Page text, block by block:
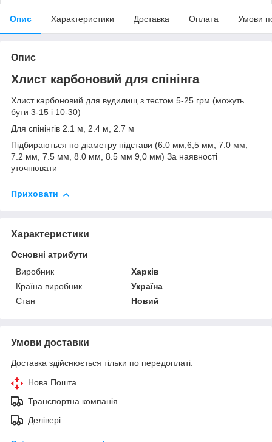
Опис Характеристики Доставка Оплата Умови
Опис
Хлист карбоновий для спінінга
Хлист карбоновий для вудилищ з тестом 5-25 грм (можуть
бути 3-15 і 10-30)
Для спінінгів 2.1 м, 2.4 м, 2.7 м
Підбираються по діаметру підстави (6.0 мм,6,5 мм, 7.0 мм,
7.2 мм, 7.5 мм, 8.0 мм, 8.5 мм 9,0 мм) За наявності
уточнювати
Приховати
Характеристики
Основні атрибути
Виробник
Харків
Країна виробник
Україна
Стан
Новий
Умови доставки
Доставка здійснюється тільки по передоплаті.
Нова Пошта
Транспортна компанія
Делівері